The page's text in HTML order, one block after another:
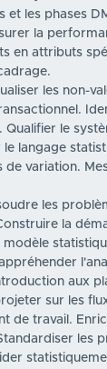
et les phases
la
en attributs
les non-
Qualifier le
langage
de variation.
les
la
modèle
aux
sur les
de travail.
les